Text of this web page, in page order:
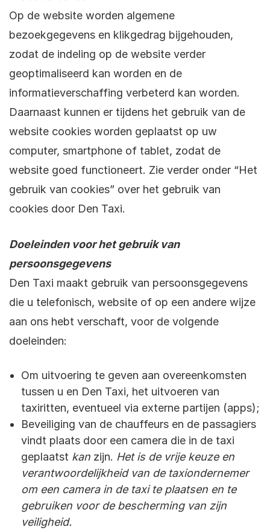
Op de website worden algemene
bezoekgegevens en klikgedrag bijgehouden,
zodat de indeling op de website verder
geoptimaliseerd kan worden en de
informatieverschaffing verbeterd kan worden.
Daarnaast kunnen er tijdens het gebruik van de
website cookies worden geplaatst op uw
computer, smartphone of tablet, zodat de
website goed functioneert. Zie verder onder “Het
gebruik van cookies” over het gebruik van
cookies door Den Taxi.
Doeleinden voor het gebruik van
persoonsgegevens
Den Taxi maakt gebruik van persoonsgegevens
die u telefonisch, website of op een andere wijze
aan ons hebt verschaft, voor de volgende
doeleinden:
Om uitvoering te geven aan overeenkomsten
tussen u en Den Taxi, het uitvoeren van
taxiritten, eventueel via externe partijen (apps);
Beveiliging van de chauffeurs en de passagiers
vindt plaats door een camera die in de taxi
geplaatst kan zijn. Het is de vrije keuze en
verantwoordelijkheid van de taxiondernemer
om een camera in de taxi te plaatsen en te
gebruiken voor de bescherming van zijn
veiligheid.